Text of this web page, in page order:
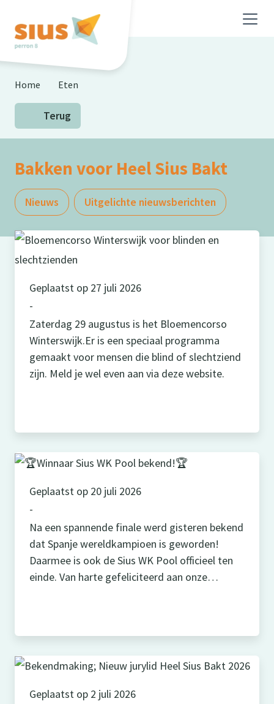
Home Eten
Terug
Bakken voor Heel Sius Bakt
Nieuws Uitgelichte nieuwsberichten
Geplaatst op 27 juli 2026
-
Zaterdag 29 augustus is het Bloemencorso
Winterswijk.Er is een speciaal programma
gemaakt voor mensen die blind of slechtziend
zijn. Meld je wel even aan via deze website.
Geplaatst op 20 juli 2026
-
Na een spannende finale werd gisteren bekend
dat Spanje wereldkampioen is geworden!
Daarmee is ook de Sius WK Pool officieel ten
einde. Van harte gefeliciteerd aan onze
Geplaatst op 2 juli 2026